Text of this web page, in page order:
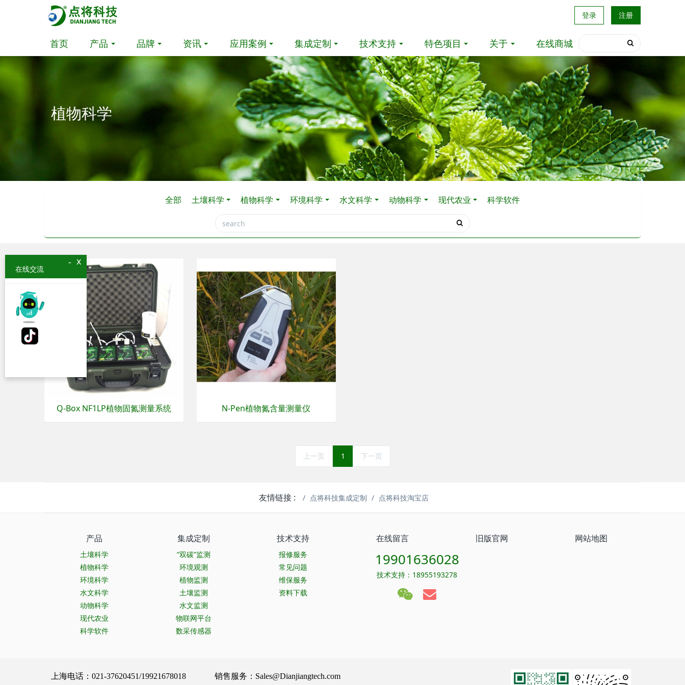
登录 注册
首页 产品 品牌 资讯 应用案例 集成定制 技术支持 特色项目 关于 在线商城
植物科学
全部 土壤科学 植物科学 环境科学 水文科学 动物科学 现代农业 科学软件
Q-Box NF1LP植物固氮测量系统 N-Pen植物氮含量测量仪
上一页 1 下一页
友情链接 : 点将科技集成定制 点将科技淘宝店
产品
土壤科学
植物科学
环境科学
水文科学
动物科学
现代农业
科学软件
集成定制
“双碳”监测
环境观测
植物监测
土壤监测
水文监测
物联网平台
数采传感器
技术支持
报修服务
常见问题
维保服务
资料下载
在线留言 旧版官网 网站地图
19901636028
技术支持：18955193278
上海电话：021-37620451/19921678018 销售服务：Sales@Dianjiangtech.com
x
-
在线交流